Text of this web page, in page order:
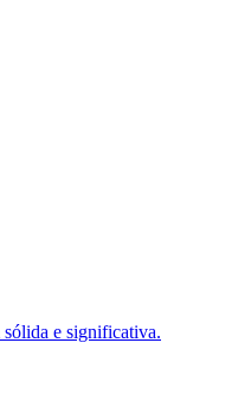
sólida e significativa.